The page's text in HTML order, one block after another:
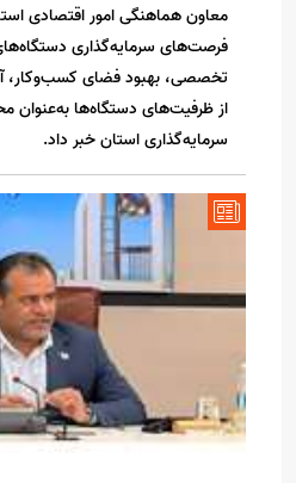
معاون هماهنگی امور اقتصادی
فرصت‌های سرمایه‌گذاری دستگاه‌های
تخصصی، بهبود فضای کسب‌وکار،
از ظرفیت‌های دستگاه‌ها به‌عنوان
سرمایه‌گذاری استان خبر داد.